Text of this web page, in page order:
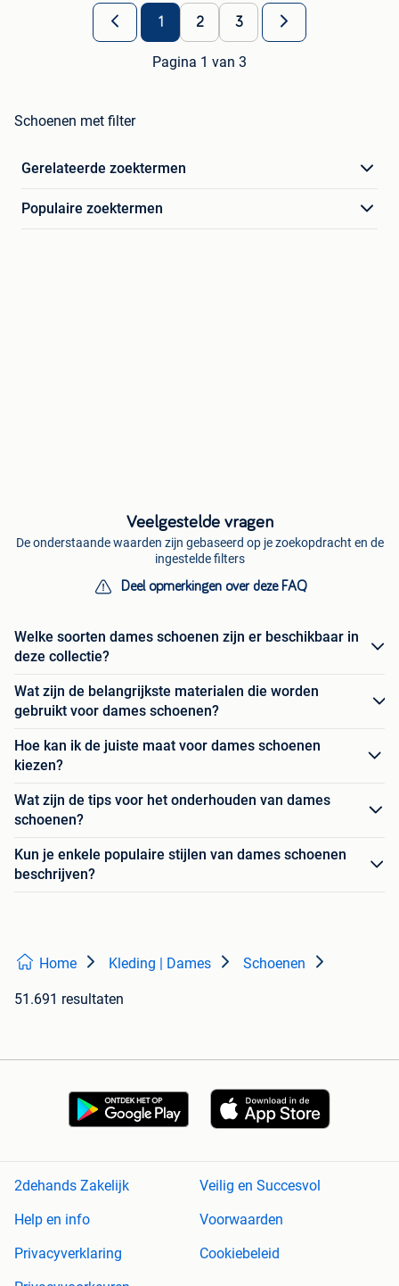
1 2 3
Pagina 1 van 3
Schoenen met filter
Gerelateerde zoektermen
Populaire zoektermen
Veelgestelde vragen
De onderstaande waarden zijn gebaseerd op je zoekopdracht en de
ingestelde filters
Deel opmerkingen over deze FAQ
Welke soorten dames schoenen zijn er beschikbaar in
deze collectie?
Wat zijn de belangrijkste materialen die worden
gebruikt voor dames schoenen?
Hoe kan ik de juiste maat voor dames schoenen
kiezen?
Wat zijn de tips voor het onderhouden van dames
schoenen?
Kun je enkele populaire stijlen van dames schoenen
beschrijven?
Home Kleding | Dames Schoenen
51.691 resultaten
2dehands Zakelijk
Veilig en Succesvol
Help en info
Voorwaarden
Privacyverklaring
Cookiebeleid